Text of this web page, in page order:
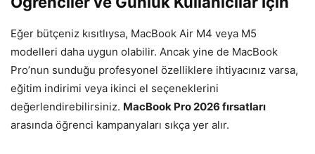
Eğer bütçeniz kısıtlıysa, MacBook Air M4 veya M5
modelleri daha uygun olabilir. Ancak yine de MacBook
Pro’nun sunduğu profesyonel özelliklere ihtiyacınız varsa,
eğitim indirimi veya ikinci el seçeneklerini
değerlendirebilirsiniz. MacBook Pro 2026 fırsatları
arasında öğrenci kampanyaları sıkça yer alır.